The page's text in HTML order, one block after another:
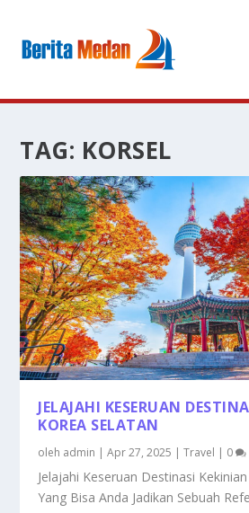
TAG: KORSEL
JELAJAHI KESERUAN
KOREA SELATAN
oleh admin |Apr 27, 2025 |Travel | 0
Jelajahi Keseruan Destinasi
Yang Bisa Anda Jadikan Sebuah